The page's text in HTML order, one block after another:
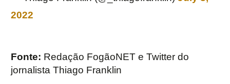
2022
Fonte: Redação FogãoNET e Twitter do
jornalista Thiago Franklin